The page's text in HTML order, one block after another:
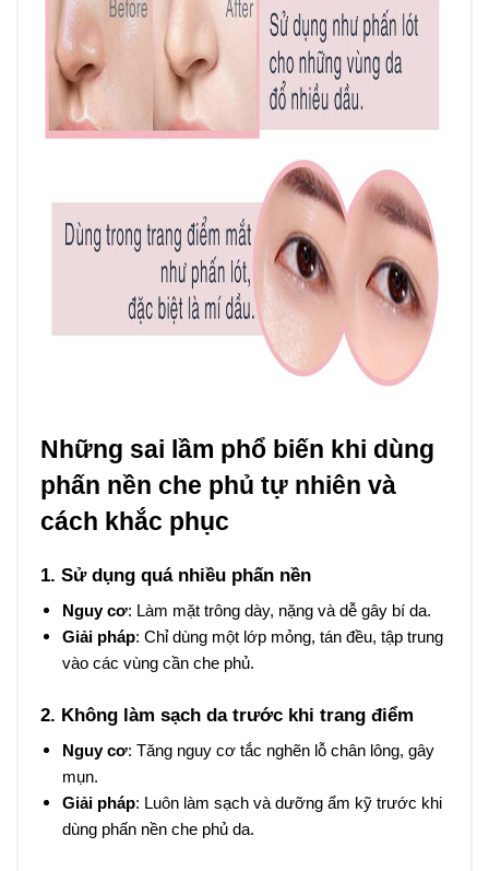
Những sai lầm phổ biến khi dùng
phấn nền che phủ tự nhiên và
cách khắc phục
1. Sử dụng quá nhiều phấn nền
Nguy cơ: Làm mặt trông dày, nặng và dễ gây bí da.
Giải pháp: Chỉ dùng một lớp mỏng, tán đều, tập trung
vào các vùng cần che phủ.
2. Không làm sạch da trước khi trang điểm
Nguy cơ: Tăng nguy cơ tắc nghẽn lỗ chân lông, gây
mụn.
Giải pháp: Luôn làm sạch và dưỡng ẩm kỹ trước khi
dùng phấn nền che phủ da.